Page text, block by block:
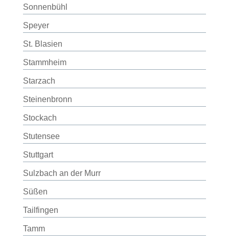
Sonnenbühl
Speyer
St. Blasien
Stammheim
Starzach
Steinenbronn
Stockach
Stutensee
Stuttgart
Sulzbach an der Murr
Süßen
Tailfingen
Tamm